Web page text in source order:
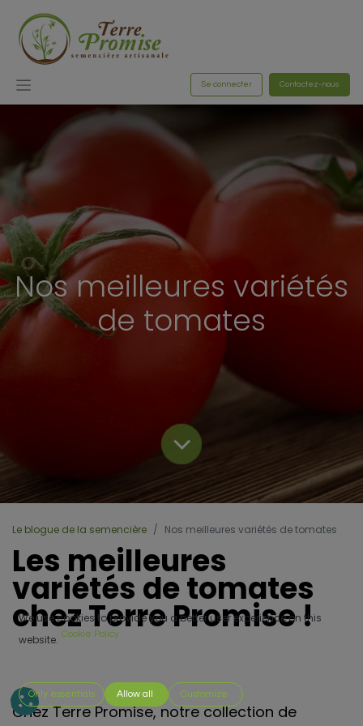
Se connecter Contactez-nous
Nos meilleures variétés
de tomates
Le blogue de la semencière Nos meilleures variétés de tomates
​Les meilleures
variétés de tomates
chez Terre Promise !
Chez Terre Promise, notre collection de
We use cookies to provide you a better user experience on this
website. Cookie Policy
Only essentials Allow all Customize